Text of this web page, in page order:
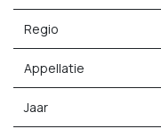
Regio
Appellatie
Jaar